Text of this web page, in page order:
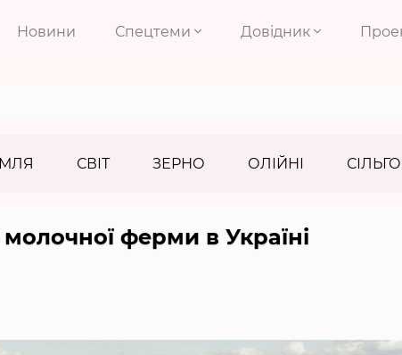
Новини Спецтеми Довідник
СВІТ ЗЕРНО ОЛІЙНІ
ферми в Україні